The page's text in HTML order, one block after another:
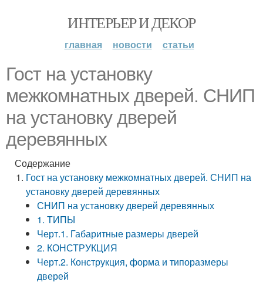
ИНТЕРЬЕР И ДЕКОР
главная новости статьи
Гост на установку
межкомнатных дверей. СНИП
на установку дверей
деревянных
Содержание
Гост на установку межкомнатных дверей. СНИП на
установку дверей деревянных
СНИП на установку дверей деревянных
1. ТИПЫ
Черт.1. Габаритные размеры дверей
2. КОНСТРУКЦИЯ
Черт.2. Конструкция, форма и типоразмеры
дверей